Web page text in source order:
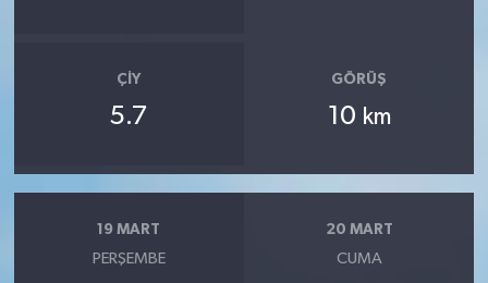
ÇIY
5.7
GÖRÜŞ
10 km
19 MART
PERŞEMBE
20 MART
CUMA